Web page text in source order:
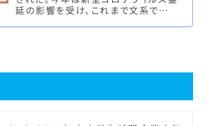
延の影響を受け、これまで文系では